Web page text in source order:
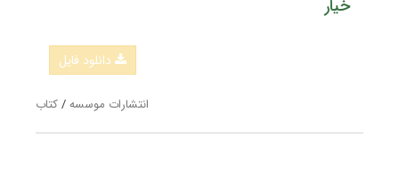
خیار
دانلود فایل
انتشارات موسسه/کتاب